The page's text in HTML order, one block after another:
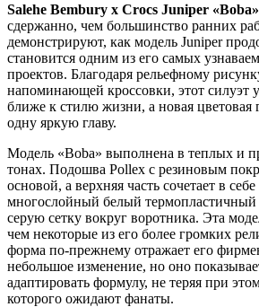
Salehe Bembury x Crocs Juniper «Boba»
сдержанно, чем большинство ранних
демонстрируют, как модель Juniper
становится одним из его самых
проектов. Благодаря рельефному
напоминающей кроссовки, этот силуэт
ближе к стилю жизни, а новая цветовая
одну яркую главу.
Модель «Boba» выполнена в теплых и
тонах. Подошва Pollex с резиновым
основой, а верхняя часть сочетает в
многослойный белый
серую сетку вокруг воротника. Эта
чем некоторые из его более громких
форма по-прежнему отражает его
небольшое изменение, но оно
адаптировать формулу, не теряя при
которого ожидают фанаты.